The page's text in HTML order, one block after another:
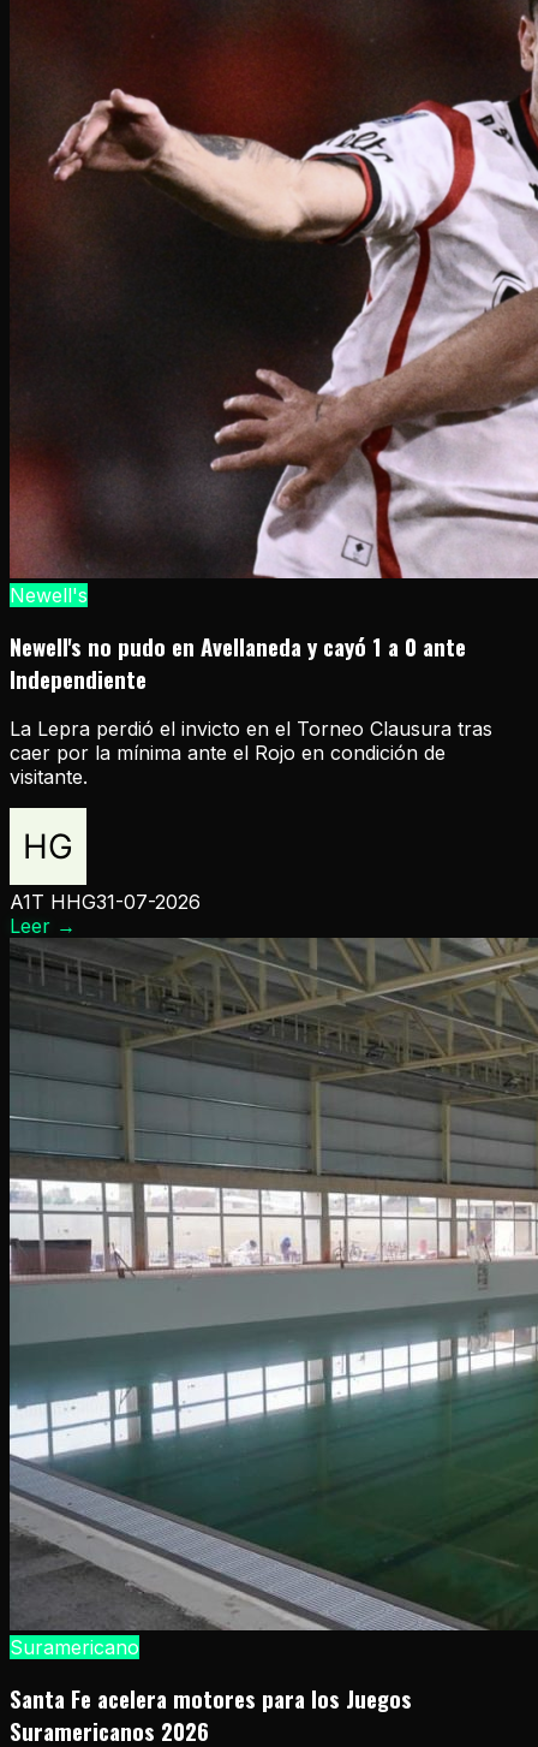
Newell's
Newell's no pudo en Avellaneda y cayó 1 a 0 ante
Independiente
La Lepra perdió el invicto en el Torneo Clausura tras
caer por la mínima ante el Rojo en condición de
visitante.
A1T HHG31-07-2026
Leer →
Suramericano
Santa Fe acelera motores para los Juegos
Suramericanos 2026